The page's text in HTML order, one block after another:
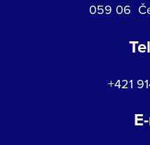
059 06
+421